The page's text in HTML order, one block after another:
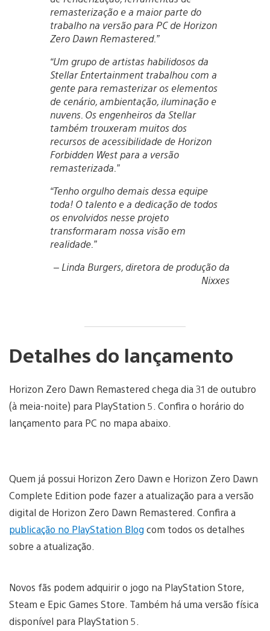
remasterização e a maior parte do
trabalho na versão para PC de Horizon
Zero Dawn Remastered.”
“Um grupo de artistas habilidosos da
Stellar Entertainment trabalhou com a
gente para remasterizar os elementos
de cenário, ambientação, iluminação e
nuvens. Os engenheiros da Stellar
também trouxeram muitos dos
recursos de acessibilidade de Horizon
Forbidden West para a versão
remasterizada.”
“Tenho orgulho demais dessa equipe
toda! O talento e a dedicação de todos
os envolvidos nesse projeto
transformaram nossa visão em
realidade.”
– Linda Burgers, diretora de produção da
Nixxes
Detalhes do lançamento
Horizon Zero Dawn Remastered chega dia 31 de outubro
(à meia-noite) para PlayStation 5. Confira o horário do
lançamento para PC no mapa abaixo.
Quem já possui Horizon Zero Dawn e Horizon Zero Dawn
Complete Edition pode fazer a atualização para a versão
digital de Horizon Zero Dawn Remastered. Confira a
publicação no PlayStation Blog com todos os detalhes
sobre a atualização.
Novos fãs podem adquirir o jogo na PlayStation Store,
Steam e Epic Games Store. Também há uma versão física
disponível para PlayStation 5.